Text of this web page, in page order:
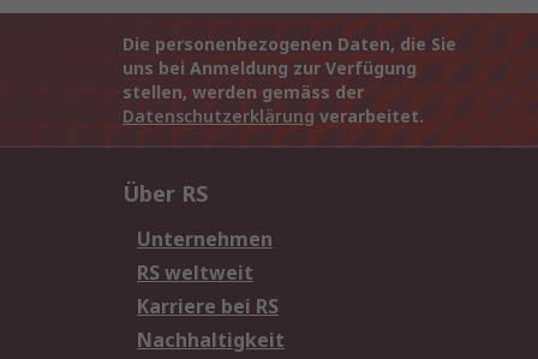
Die personenbezogenen Daten, die Sie
uns bei Anmeldung zur Verfügung
stellen, werden gemäss der
Datenschutzerklärung verarbeitet.
Über RS
Unternehmen
RS weltweit
Karriere bei RS
Nachhaltigkeit